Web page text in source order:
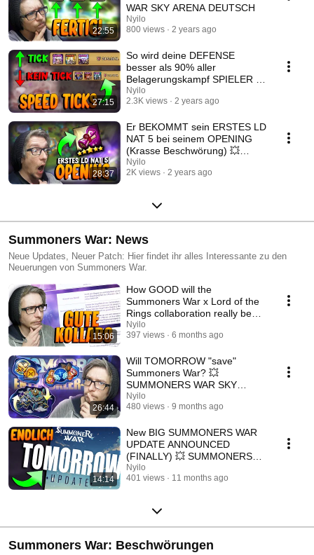
22:55
WAR SKY ARENA DEUTSCH
Nyilo
800 views
2 years ago
27:15
So wird deine DEFENSE
besser als 90% aller
Belagerungskampf SPIELER !
💥 SUMMONERS WAR
DEUTSCH
Nyilo
2.3K views
2 years ago
28:37
Er BEKOMMT sein ERSTES LD
NAT 5 bei seinem OPENING
(Krasse Beschwörung) 💥
SUMMONERS WAR DEUTSCH
Nyilo
2K views
2 years ago
Summoners War: News
Neue Updates, Neuer Patch: Hier findet ihr alles Interessante zu den
Neuerungen von Summoners War.
15:06
How GOOD will the
Summoners War x Lord of the
Rings collaboration really be?
💥 SUMMONERS WAR SKY ...
Nyilo
397 views
6 months ago
26:44
Will TOMORROW "save"
Summoners War? 💥
SUMMONERS WAR SKY
ARENA GERMAN
Nyilo
480 views
9 months ago
14:14
New BIG SUMMONERS WAR
UPDATE ANNOUNCED
(FINALLY) 💥 SUMMONERS
WAR SKY ARENA NEWS
Nyilo
401 views
11 months ago
Summoners War: Beschwörungen